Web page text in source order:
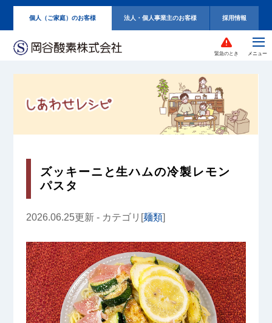
個人（ご家庭）のお客様 法人・個人事業主のお客様 採用情報
緊急のとき
ズッキーニと生ハムの冷製レモン
パスタ
2026.06.25更新 - カテゴリ[麺類]